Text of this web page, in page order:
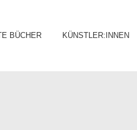
Skip
BÜCHER KÜNSTLER:INNEN